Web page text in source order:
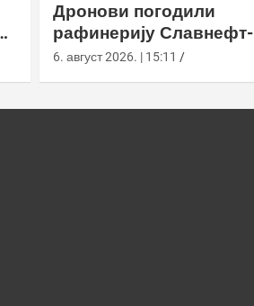
Дронови погодили
рафинерију Славнефт-
ЈАНОС у Јарослављу
6. август 2026. | 15:11